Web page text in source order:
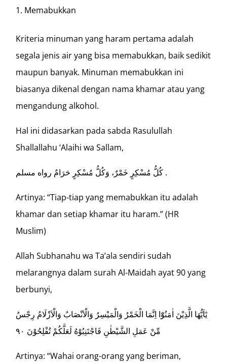
Memabukkan
Kriteria minuman yang haram pertama adalah
segala jenis air yang bisa memabukkan, baik sedikit
maupun banyak. Minuman memabukkan ini
biasanya dikenal dengan nama khamar atau yang
mengandung alkohol.
Hal ini didasarkan pada sabda Rasulullah
Shallallahu ‘Alaihi wa Sallam,
كُلُّ مُسْكِرٍ خَمْرٌ، وَكُلُّ مُسْكِرٍ حَرَامٌ رواه مسلم .
Artinya: “Tiap-tiap yang memabukkan itu adalah
khamar dan setiap khamar itu haram.” (HR
Muslim)
Allah Subhanahu wa Ta’ala sendiri sudah
melarangnya dalam surah Al-Maidah ayat 90 yang
berbunyi,
يٰٓاَيُّهَا الَّذِيْنَ اٰمَنُوْٓا اِنَّمَا الْخَمْرُ وَالْمَيْسِرُ وَالْاَنْصَابُ وَالْاَزْلَامُ رِجْسٌ
مِّنْ عَمَلِ الشَّيْطٰنِ فَاجْتَنِبُوْهُ لَعَلَّكُمْ تُفْلِحُوْنَ ٩٠
Artinya: “Wahai orang-orang yang beriman,